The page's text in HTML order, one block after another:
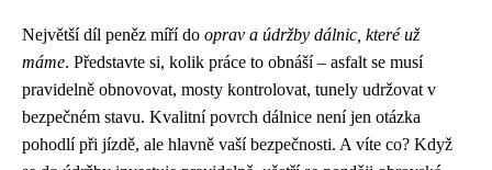
Největší díl peněz míří do oprav a údržby dálnic, které už
máme. Představte si, kolik práce to obnáší – asfalt se musí
pravidelně obnovovat, mosty kontrolovat, tunely udržovat v
bezpečném stavu. Kvalitní povrch dálnice není jen otázka
pohodlí při jízdě, ale hlavně vaší bezpečnosti. A víte co? Když